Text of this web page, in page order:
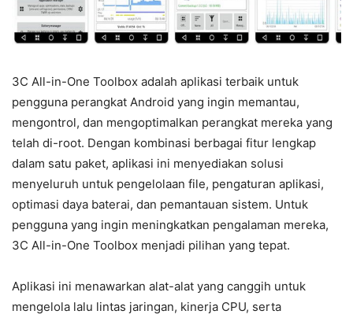
3C All-in-One Toolbox adalah aplikasi terbaik untuk
pengguna perangkat Android yang ingin memantau,
mengontrol, dan mengoptimalkan perangkat mereka yang
telah di-root. Dengan kombinasi berbagai fitur lengkap
dalam satu paket, aplikasi ini menyediakan solusi
menyeluruh untuk pengelolaan file, pengaturan aplikasi,
optimasi daya baterai, dan pemantauan sistem. Untuk
pengguna yang ingin meningkatkan pengalaman mereka,
3C All-in-One Toolbox menjadi pilihan yang tepat.
Aplikasi ini menawarkan alat-alat yang canggih untuk
mengelola lalu lintas jaringan, kinerja CPU, serta